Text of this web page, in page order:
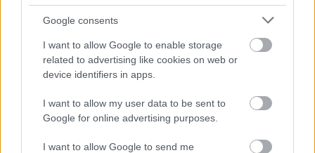
Google consents
I want to allow Google to enable storage
related to advertising like cookies on web or
device identifiers in apps.
I want to allow my user data to be sent to
Google for online advertising purposes.
I want to allow Google to send me
első jelek szinte észrevehetetlenek